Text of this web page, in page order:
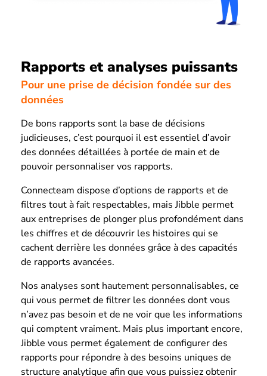
Rapports et analyses puissants
Pour une prise de décision fondée sur des
données
De bons rapports sont la base de décisions
judicieuses, c’est pourquoi il est essentiel d’avoir
des données détaillées à portée de main et de
pouvoir personnaliser vos rapports.
Connecteam dispose d’options de rapports et de
filtres tout à fait respectables, mais Jibble permet
aux entreprises de plonger plus profondément dans
les chiffres et de découvrir les histoires qui se
cachent derrière les données grâce à des capacités
de rapports avancées.
Nos analyses sont hautement personnalisables, ce
qui vous permet de filtrer les données dont vous
n’avez pas besoin et de ne voir que les informations
qui comptent vraiment. Mais plus important encore,
Jibble vous permet également de configurer des
rapports pour répondre à des besoins uniques de
structure analytique afin que vous puissiez obtenir